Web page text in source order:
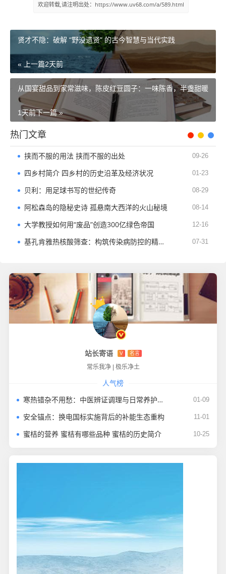
欢迎转载,请注明出处：https://www.uv68.com/a/589.html
贤才不隐：破解 “野没遗贤” 的古今智慧与当代实践
« 上一篇2天前
从国宴甜品到家常滋味，陈皮红豆圆子：一味陈香，半盏甜暖
下一篇 »
1天前
热门文章
挟而不服的用法 挟而不服的出处 09-26
四乡村简介 四乡村的历史沿革及经济状况 01-23
贝利：用足球书写的世纪传奇 08-29
阿松森岛的隐秘史诗​ 孤悬南大西洋的火山秘境 08-14
大学教授如何用“废品”创造300亿绿色帝国​ 12-16
基孔肯雅热核酸筛查：构筑传染病防控的精准防线​ 07-31
站长寄语 V 名言
常乐我净 极乐净土
人气榜
寒热错杂不用愁：中医辨证调理与日常养护指南 01-09
安全锚点：换电国标实施背后的补能生态重构 11-01
蜜桔的营养 蜜桔有哪些品种 蜜桔的历史简介 10-25